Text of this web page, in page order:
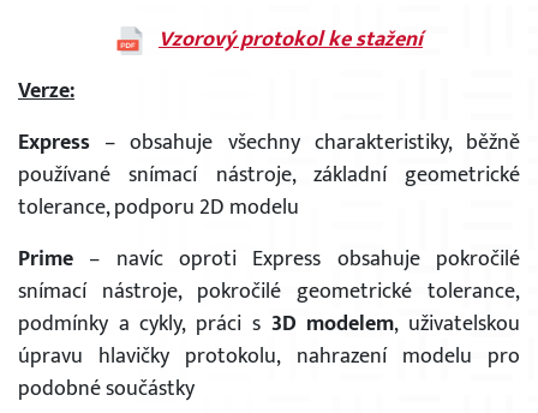
Vzorový protokol ke stažení
Verze:
Express – obsahuje všechny charakteristiky, běžně
používané snímací nástroje, základní geometrické
tolerance, podporu 2D modelu
Prime – navíc oproti Express obsahuje pokročilé
snímací nástroje, pokročilé geometrické tolerance,
podmínky a cykly, práci s 3D modelem, uživatelskou
úpravu hlavičky protokolu, nahrazení modelu pro
podobné součástky